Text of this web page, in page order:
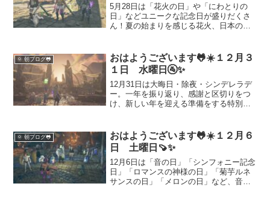
5月28日は「花火の日」や「にわとりの
日」などユニークな記念日が盛りだくさ
ん！夏の始まりを感じる花火、日本の食
トもお届けします。朝のルーティンにぴ
ったりな1日1記事で元気をチャージしよ
う！
🌞 朝ブログ🐸
おはようございます🐸☀️１２月３
１日 水曜日🚰✨
12月31日は大晦日・除夜・シンデレラデ
ー。一年を振り返り、感謝と区切りをつ
け、新しい年を迎える準備をする特別な
いまで、心を整える過ごし方をやさしく
解説します。
🌞 朝ブログ🐸
おはようございます🐸☀️１２月６
日 土曜日🍠✨
12月6日は「音の日」「シンフォニー記念
日」「ロマンスの神様の日」「菊芋ルネ
サンスの日」「メロンの日」など、音楽